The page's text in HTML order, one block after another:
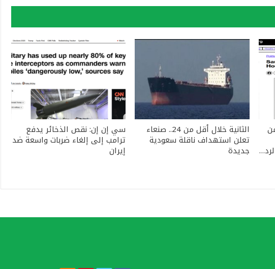
الثانية خلال أقل من 24.. صنعاء
تعلن استهداف ناقلة سعودية
جديدة
سي إن إن: نقص الذخائر يدفع
ترامب إلى إلغاء ضربات واسعة ضد
إيران